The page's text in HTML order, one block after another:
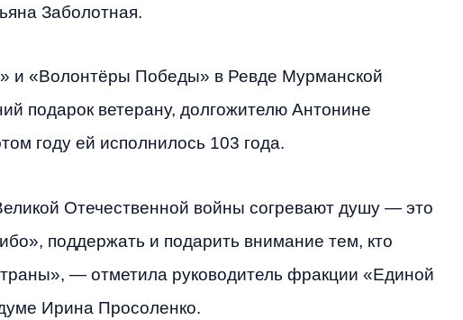
Заболотная.
и «Волонтёры Победы» в Ревде Мурманской
подарок ветерану, долгожителю Антонине
году ей исполнилось 103 года.
Отечественной войны согревают душу — это
поддержать и подарить внимание тем, кто
— отметила руководитель фракции «Единой
Ирина Просоленко.